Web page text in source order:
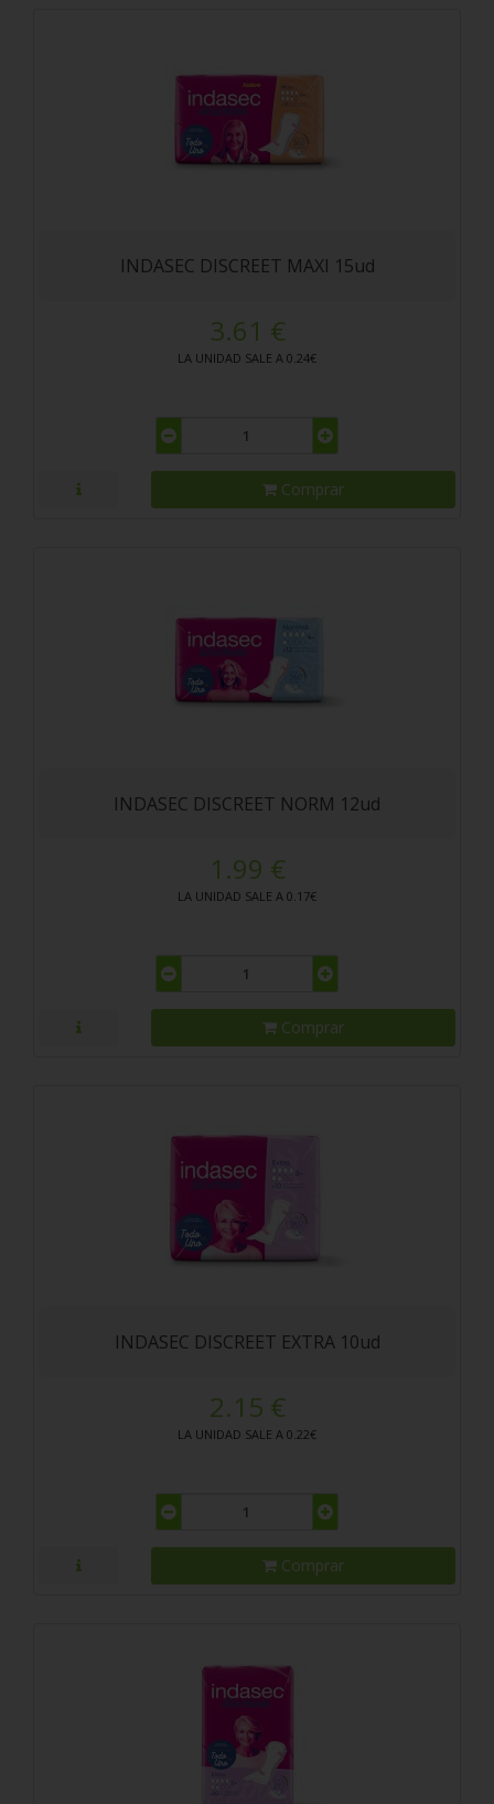
INDASEC DISCREET MAXI 15ud
3.61 €
LA UNIDAD SALE A 0.24€
Comprar
INDASEC DISCREET NORM 12ud
1.99 €
LA UNIDAD SALE A 0.17€
Comprar
INDASEC DISCREET EXTRA 10ud
2.15 €
LA UNIDAD SALE A 0.22€
Comprar